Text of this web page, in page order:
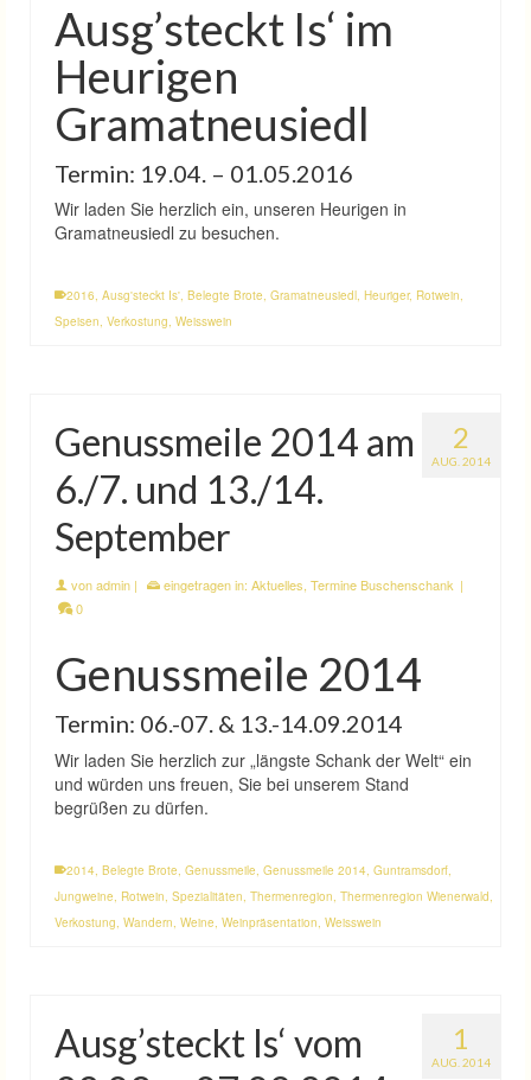
Ausg’steckt Is‘ im
Heurigen
Gramatneusiedl
Termin: 19.04. – 01.05.2016
Wir laden Sie herzlich ein, unseren Heurigen in
Gramatneusiedl zu besuchen.
2016, Ausg'steckt Is', Belegte Brote, Gramatneusiedl, Heuriger, Rotwein,
Speisen, Verkostung, Weisswein
2
AUG. 2014
Genussmeile 2014 am
6./7. und 13./14.
September
vonadmin | eingetragen in: Aktuelles, Termine Buschenschank |
0
Genussmeile 2014
Termin: 06.-07. & 13.-14.09.2014
Wir laden Sie herzlich zur „längste Schank der Welt“ ein
und würden uns freuen, Sie bei unserem Stand
begrüßen zu dürfen.
2014 Belegte Brote Genussmeile Genussmeile 2014 Guntramsdorf
Jungweine Rotwein Spezialitäten Thermenregion Thermenregion Wienerwald
Verkostung Wandern Weine Weinpräsentation Weisswein
1
AUG. 2014
Ausg’steckt Is‘ vom